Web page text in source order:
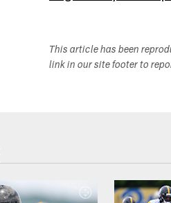
This article has been
link in our site footer to